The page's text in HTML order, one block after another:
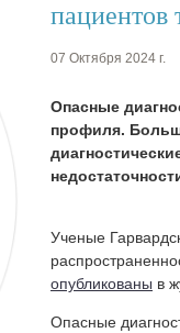
пациентов
07 Октября 2024 г.
Опасные
профиля.
Ученые
опубликованы в
Опасные